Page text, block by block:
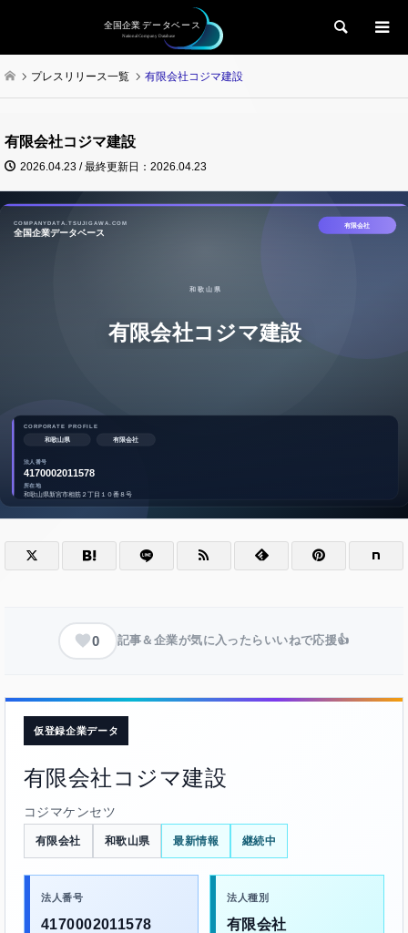
検索
プレスリリース一覧 有限会社コジマ建設
有限会社コジマ建設
2026.04.23 / 最終更新日：2026.04.23
0 記事＆企業が気に入ったらいいねで応援👍
仮登録企業データ
有限会社コジマ建設
コジマケンセツ
有限会社 和歌山県 最新情報 継続中
法人番号
4170002011578
法人種別
有限会社